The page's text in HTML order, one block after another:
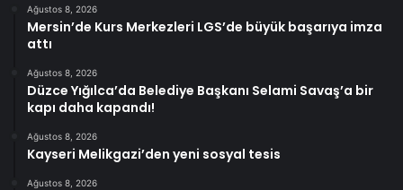
Ağustos 8, 2026
Mersin’de Kurs Merkezleri LGS’de büyük başarıya imza
attı
Ağustos 8, 2026
Düzce Yığılca’da Belediye Başkanı Selami Savaş’a bir
kapı daha kapandı!
Ağustos 8, 2026
Kayseri Melikgazi’den yeni sosyal tesis
Ağustos 8, 2026